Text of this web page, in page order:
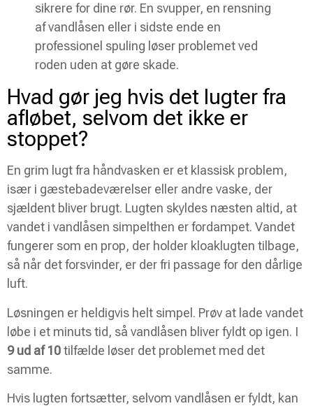
sikrere for dine rør. En svupper, en rensning
af vandlåsen eller i sidste ende en
professionel spuling løser problemet ved
roden uden at gøre skade.
Hvad gør jeg hvis det lugter fra
afløbet, selvom det ikke er
stoppet?
En grim lugt fra håndvasken er et klassisk problem,
især i gæstebadeværelser eller andre vaske, der
sjældent bliver brugt. Lugten skyldes næsten altid, at
vandet i vandlåsen simpelthen er fordampet. Vandet
fungerer som en prop, der holder kloaklugten tilbage,
så når det forsvinder, er der fri passage for den dårlige
luft.
Løsningen er heldigvis helt simpel. Prøv at lade vandet
løbe i et minuts tid, så vandlåsen bliver fyldt op igen. I
9 ud af 10tilfælde løser det problemet med det
samme.
Hvis lugten fortsætter, selvom vandlåsen er fyldt, kan